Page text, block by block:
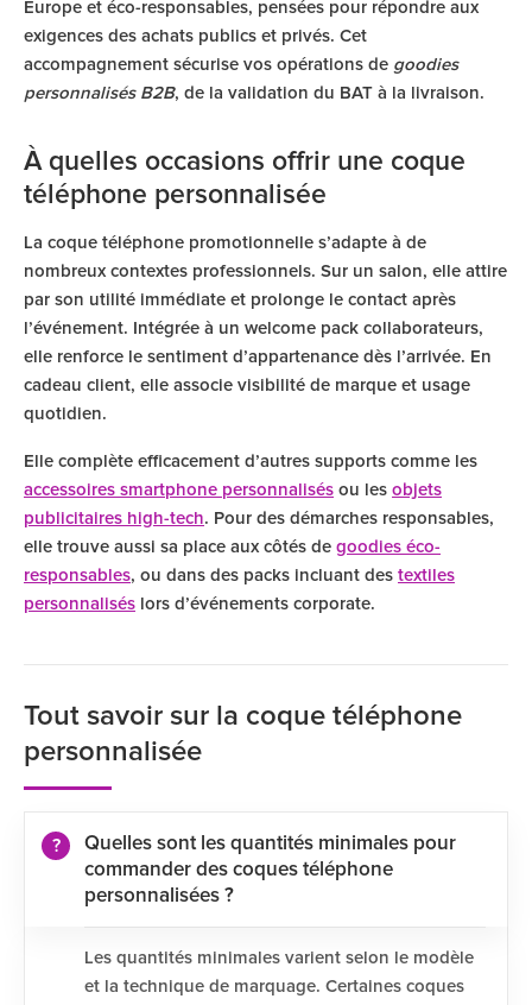
Europe et éco-responsables, pensées pour répondre aux
exigences des achats publics et privés. Cet
accompagnement sécurise vos opérations de goodies
personnalisés B2B, de la validation du BAT à la livraison.
À quelles occasions offrir une coque
téléphone personnalisée
La coque téléphone promotionnelle s’adapte à de
nombreux contextes professionnels. Sur un salon, elle attire
par son utilité immédiate et prolonge le contact après
l’événement. Intégrée à un welcome pack collaborateurs,
elle renforce le sentiment d’appartenance dès l’arrivée. En
cadeau client, elle associe visibilité de marque et usage
quotidien.
Elle complète efficacement d’autres supports comme les
accessoires smartphone personnalisés ou les objets
publicitaires high-tech. Pour des démarches responsables,
elle trouve aussi sa place aux côtés de goodies éco-
responsables, ou dans des packs incluant des textiles
personnalisés lors d’événements corporate.
Tout savoir sur la coque téléphone
personnalisée
Quelles sont les quantités minimales pour
commander des coques téléphone
personnalisées ?
Les quantités minimales varient selon le modèle
et la technique de marquage. Certaines coques